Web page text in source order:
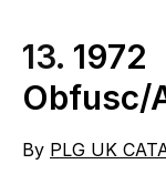
13. 1972
Obfusc/
By PLG UK